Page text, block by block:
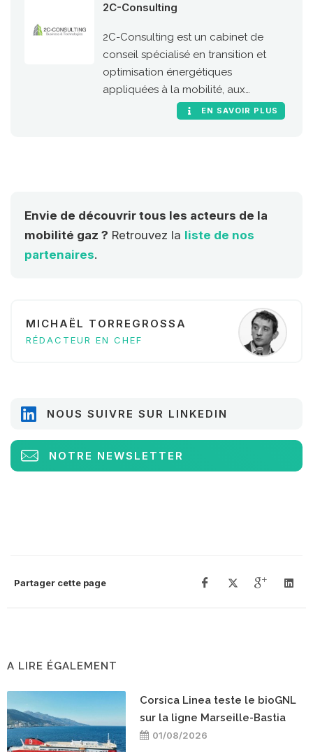
2C-Consulting
2C-Consulting est un cabinet de
conseil spécialisé en transition et
optimisation énergétiques
appliquées à la mobilité, aux
machines mobiles et aux processus
EN SAVOIR PLUS
Envie de découvrir tous les acteurs de la
mobilité gaz ? Retrouvez la liste de nos
partenaires.
MICHAËL TORREGROSSA
RÉDACTEUR EN CHEF
NOUS SUIVRE SUR LINKEDIN
NOTRE NEWSLETTER
Partager cette page
A LIRE ÉGALEMENT
Corsica Linea teste le bioGNL
sur la ligne Marseille-Bastia
01/08/2026